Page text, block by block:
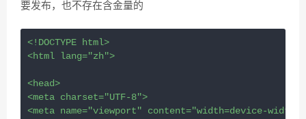
要发布，也不存在含金量的
<!DOCTYPE html>
<html lang="zh">
<head>
<meta charset="UTF-8">
<meta name="viewport" content="width=device-